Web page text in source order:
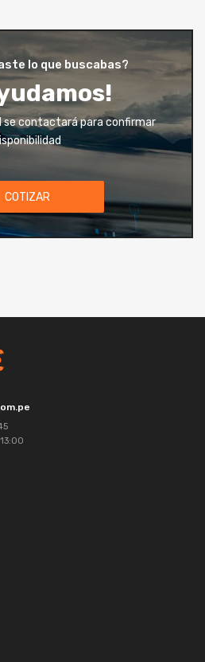
lo que buscabas?
se contactará para confirmar
COTIZAR